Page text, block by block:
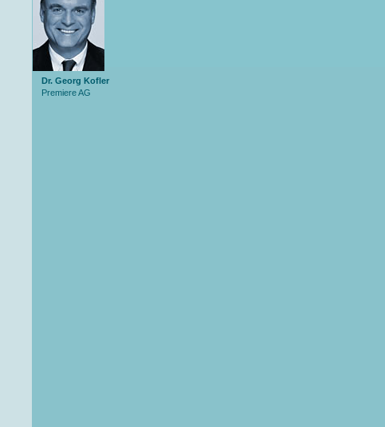
Dr. Georg Kofler
Premiere AG